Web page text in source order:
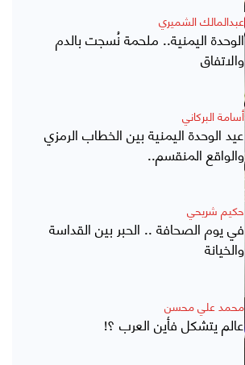
عبدالمالك الشميري
الوحدة اليمنية.. ملحمة نُسجت بالدم
والاتفاق
أسامة البركاني
عيد الوحدة اليمنية بين الخطاب الرمزي
والواقع المنقسم..
حكيم شريحي
في يوم الصحافة .. الحبر بين القداسة
والخيانة
محمد علي محسن
عالم يتشكل فأين العرب ؟!